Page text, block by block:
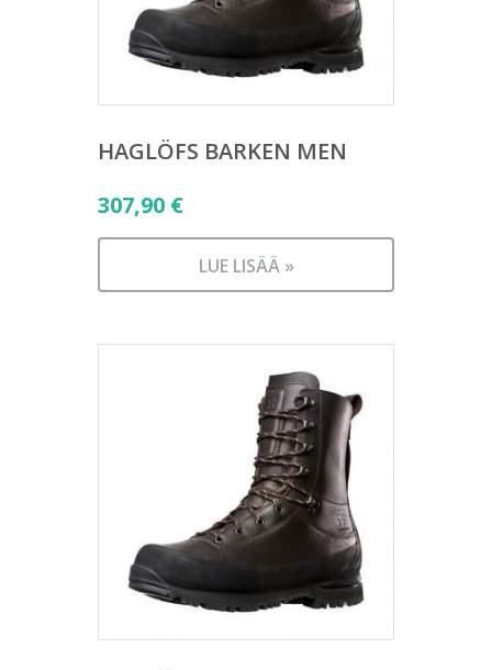
HAGLÖFS BARKEN MEN
307,90 €
LUE LISÄÄ »